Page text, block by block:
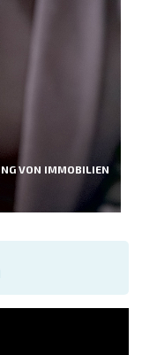
VON IMMOBILIEN